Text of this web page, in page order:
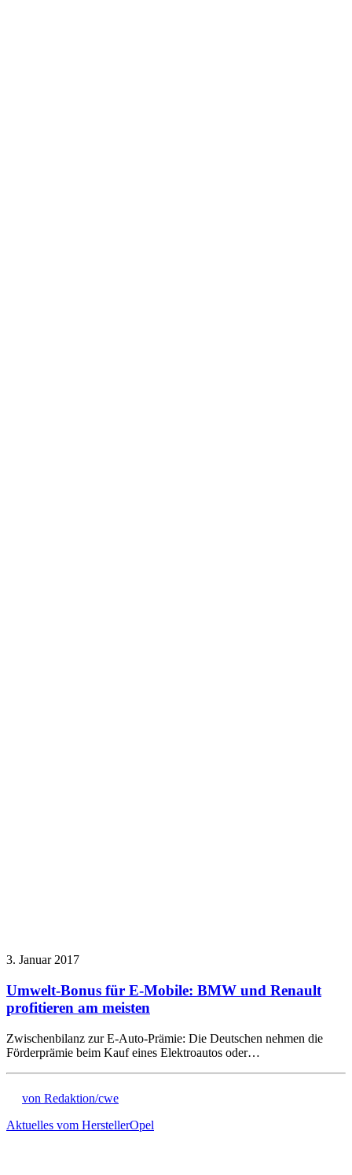
3. Januar 2017
Umwelt-Bonus für E-Mobile: BMW und Renault
profitieren am meisten
Zwischenbilanz zur E-Auto-Prämie: Die Deutschen nehmen die
Förderprämie beim Kauf eines Elektroautos oder…
von Redaktion/cwe
Aktuelles vom HerstellerOpel